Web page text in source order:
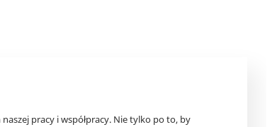
pracy i współpracy. Nie tylko po to, by